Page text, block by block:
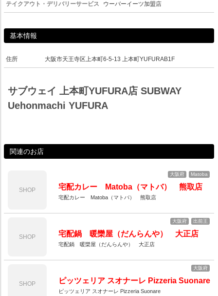
テイクアウト・デリバリーサービス ウーバーイーツ加盟店
基本情報
住所 大阪市天王寺区上本町6-5-13 上本町YUFURAB1F
サブウェイ 上本町YUFURA店 SUBWAY
Uehonmachi YUFURA
関連のお店
SHOP
大阪府 Matoba
宅配カレー Matoba（マトバ） 熊取店
宅配カレー Matoba（マトバ） 熊取店
SHOP
大阪府 出前王
宅配鍋 暖欒屋（だんらんや） 大正店
宅配鍋 暖欒屋（だんらんや） 大正店
SHOP
大阪府
ピッツェリア スオナーレ Pizzeria Suonare
ピッツェリア スオナーレ Pizzeria Suonare